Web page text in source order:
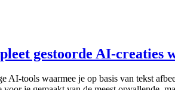
gestoorde AI-
AI-tools waarmee je op basis van tekst